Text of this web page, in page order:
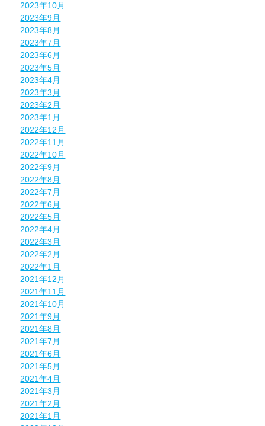
2023年10月
2023年9月
2023年8月
2023年7月
2023年6月
2023年5月
2023年4月
2023年3月
2023年2月
2023年1月
2022年12月
2022年11月
2022年10月
2022年9月
2022年8月
2022年7月
2022年6月
2022年5月
2022年4月
2022年3月
2022年2月
2022年1月
2021年12月
2021年11月
2021年10月
2021年9月
2021年8月
2021年7月
2021年6月
2021年5月
2021年4月
2021年3月
2021年2月
2021年1月